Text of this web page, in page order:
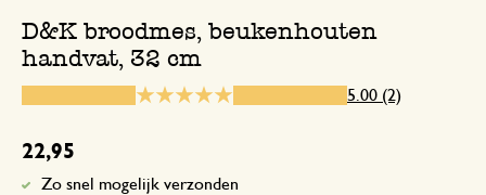
D&K broodmes, beukenhouten
handvat, 32 cm
5.00 (2)
22,95
Zo snel mogelijk verzonden
3 januari 2026